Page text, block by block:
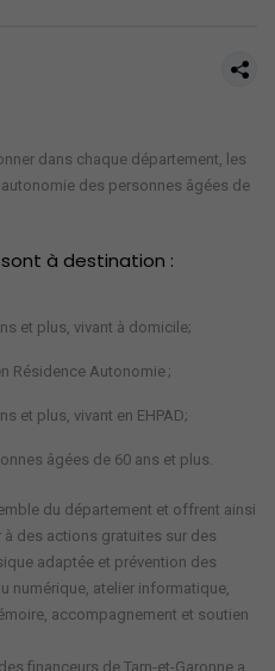
dans chaque département, les
des personnes âgées de
à destination :
et plus, vivant à domicile;
Résidence Autonomie ;
et plus, vivant en EHPAD;
âgées de 60 ans et plus.
du département et offrent ainsi
à des actions gratuites sur des
adaptée et prévention des
numérique, atelier informatique,
accompagnement et soutien
financeurs de Tarn-et-Garonne a